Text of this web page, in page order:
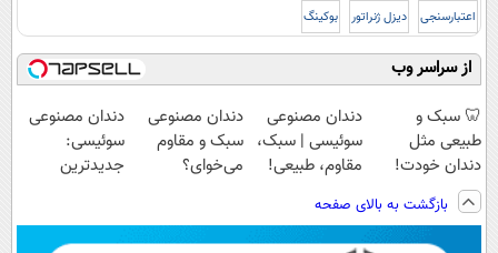
اعتبارسنجی دیزل ژنراتور بوکینگ
از سراسر وب
🦷 سبک و
طبیعی مثل
دندان خودت!
نصب آسان و
پرداخت اقساطی
💳 📍 تهران
دندان مصنوعی
سوئیسی | سبک،
مقاوم، طبیعی!
رایگان+پرداخت
اقساطی😍
دندان مصنوعی
سبک و مقاوم
می‌خوای؟
📍تهران
دندان مصنوعی
سوئیسی:
جدیدترین
پرداخت قسطی
بازگشت به بالای صفحه